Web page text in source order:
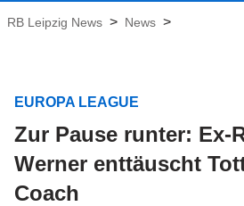
RB Leipzig News > News >
EUROPA LEAGUE
Zur Pause runter: Ex-
Werner enttäuscht
Coach